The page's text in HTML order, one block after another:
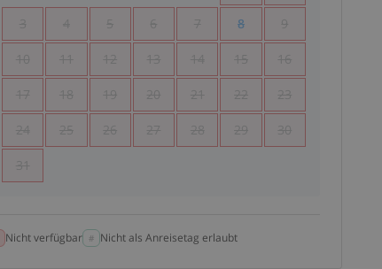
3 4 5 6 7 8 9
10 11 12 13 14 15 16
17 18 19 20 21 22 23
24 25 26 27 28 29 30
31
Nicht verfügbar Nicht als Anreisetag erlaubt